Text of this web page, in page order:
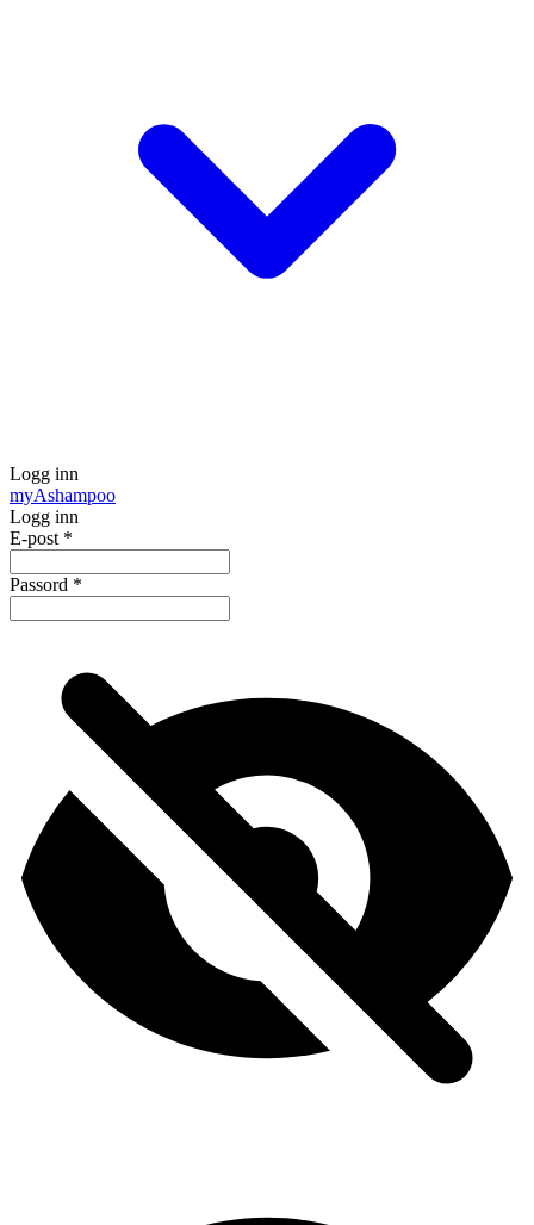
Logg inn
myAshampoo
Logg inn
E-post *
Passord *